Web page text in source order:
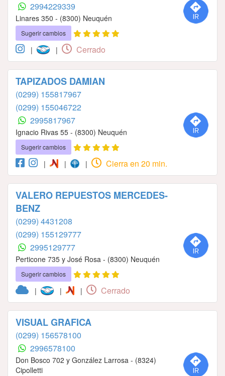
2994229339
Linares 350 - (8300) Neuquén
Sugerir cambios
| | Cerrado
TAPIZADOS DAMIAN
(0299) 155817967
(0299) 155046722
2995817967
Ignacio Rivas 55 - (8300) Neuquén
Sugerir cambios
| | | Cierra en 20 min.
VALERO REPUESTOS MERCEDES-
BENZ
(0299) 4431208
(0299) 155129777
2995129777
Perticone 735 y José Rosa - (8300) Neuquén
Sugerir cambios
| | | Cerrado
VISUAL GRAFICA
(0299) 156578100
2996578100
Don Bosco 702 y González Larrosa - (8324)
Cipolletti